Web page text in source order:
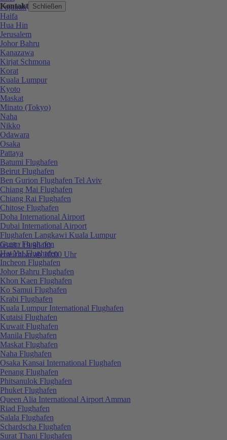
Kontakt Schließen
0848 / 19 96 00
erreichbar ab 10:00 Uhr
Fujairah
Haifa
Hua Hin
Jerusalem
Johor Bahru
Kanazawa
Kirjat Schmona
Korat
Kuala Lumpur
Kyoto
Maskat
Minato (Tokyo)
Naha
Nikko
Odawara
Osaka
Pattaya
Batumi Flughafen
Beirut Flughafen
Ben Gurion Flughafen Tel Aviv
Chiang Mai Flughafen
Chiang Rai Flughafen
Chitose Flughafen
Doha International Airport
Dubai International Airport
Flughafen Langkawi Kuala Lumpur
Guam Flughafen
Hat Yai Flughafen
Incheon Flughafen
Johor Bahru Flughafen
Khon Kaen Flughafen
Ko Samui Flughafen
Krabi Flughafen
Kuala Lumpur International Flughafen
Kutaisi Flughafen
Kuwait Flughafen
Manila Flughafen
Maskat Flughafen
Naha Flughafen
Osaka Kansai International Flughafen
Penang Flughafen
Phitsanulok Flughafen
Phuket Flughafen
Queen Alia International Airport Amman
Riad Flughafen
Salala Flughafen
Schardscha Flughafen
Surat Thani Flughafen